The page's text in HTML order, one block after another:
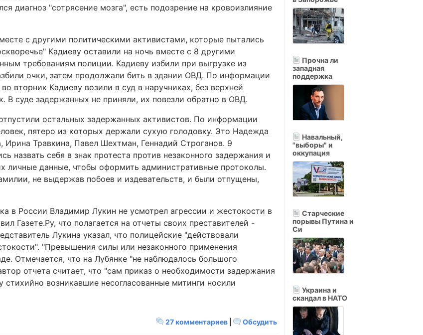
диагноз "сотрясение мозга", есть подозрение на кровоизлияние
с другими политическими активистами, которые пытались
Кадиеву оставили на ночь вместе с 8 другими
требованиям полиции. Кадиеву избили при выгрузке из
очки, затем продолжали бить в здании ОВД. По информации
вторник Кадиеву возили в суд в наручниках, без верхней
В суде задержанных не приняли, их повезли обратно в ОВД.
остальных задержанных активистов. По информации
пятеро из которых держали сухую голодовку. Это Надежда
Травкина, Павел Шехтман, Геннадий Строганов. 9
назвать себя в знак протеста против незаконного задержания и
личные данные, чтобы оформить административные протоколы.
не выдержав побоев и издевательств, и были отпущены,
в России Владимир Лукин не усмотрел агрессии и жестокости в
Газете.Ру, что полагается на отчеты своих преставителей -
Лукина указал, что полицейские "действовали
"Превышения силы или незаконного применения
Отмечается, что на Лубянке "не наблюдалось большого
отчета считает, что "сам приказ о необходимости задержания
стихийно возникавшие несогласованные митинги носили
27 комментариев Обсудить
Прочна ли
западная
поддержка
Навальный,
"выборы" и
оккупация
Старческие
порывы Путина и
Си
Украина и
скандал в НАТО